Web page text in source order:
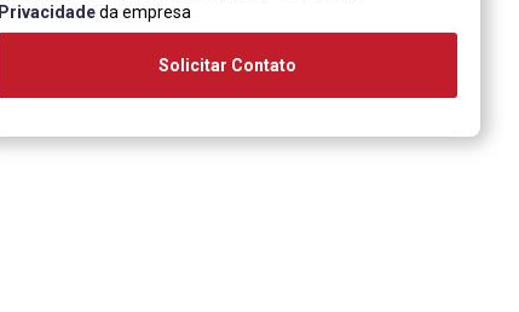
Privacidadeda empresa
Solicitar Contato